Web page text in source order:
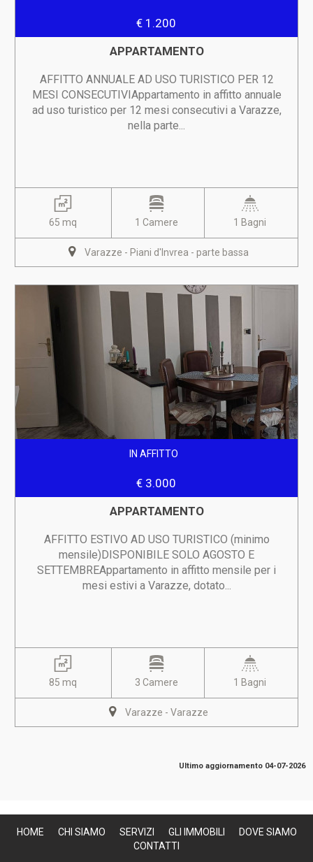
€ 1.200
APPARTAMENTO
AFFITTO ANNUALE AD USO TURISTICO PER 12
MESI CONSECUTIVIAppartamento in affitto annuale
ad uso turistico per 12 mesi consecutivi a Varazze,
nella parte...
65 mq 1 Camere 1 Bagni
Varazze - Piani d'Invrea - parte bassa
IN AFFITTO
€ 3.000
APPARTAMENTO
AFFITTO ESTIVO AD USO TURISTICO (minimo
mensile)DISPONIBILE SOLO AGOSTO E
SETTEMBREAppartamento in affitto mensile per i
mesi estivi a Varazze, dotato...
85 mq 3 Camere 1 Bagni
Varazze - Varazze
Ultimo aggiornamento 04-07-2026
HOME CHI SIAMO SERVIZI GLI IMMOBILI
DOVE SIAMO
CONTATTI